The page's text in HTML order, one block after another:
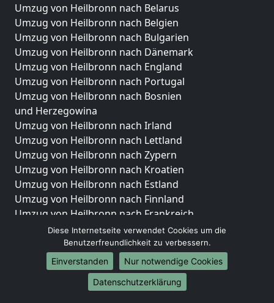
Umzug von Heilbronn nach Belarus
Umzug von Heilbronn nach Belgien
Umzug von Heilbronn nach Bulgarien
Umzug von Heilbronn nach Dänemark
Umzug von Heilbronn nach England
Umzug von Heilbronn nach Portugal
Umzug von Heilbronn nach Bosnien
und Herzegowina
Umzug von Heilbronn nach Irland
Umzug von Heilbronn nach Lettland
Umzug von Heilbronn nach Zypern
Umzug von Heilbronn nach Kroatien
Umzug von Heilbronn nach Estland
Umzug von Heilbronn nach Finnland
Umzug von Heilbronn nach Frankreich
Umzug von Heilbronn nach Griechenland
Umzug von Heilbronn nach Italien
Umzug von Heilbronn nach Liechtenstein
Umzug von Heilbronn nach Luxemburg
Umzug von Heilbronn nach Niederlande
Diese Internetseite verwendet Cookies um die
Benutzerfreundlichkeit zu verbessern.
Einverstanden
Nur notwendige Cookies
Datenschutzerklärung